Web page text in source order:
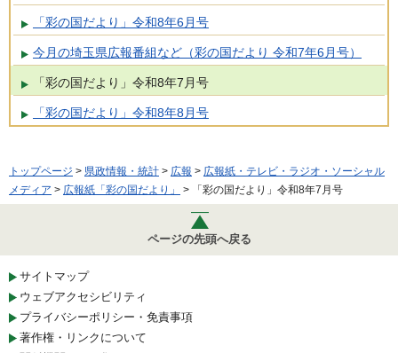
「彩の国だより」令和8年6月号
今月の埼玉県広報番組など（彩の国だより 令和7年6月号）
「彩の国だより」令和8年7月号
「彩の国だより」令和8年8月号
トップページ > 県政情報・統計 > 広報 > 広報紙・テレビ・ラジオ・ソーシャル
メディア > 広報紙「彩の国だより」 > 「彩の国だより」令和8年7月号
ページの先頭へ戻る
サイトマップ
ウェブアクセシビリティ
プライバシーポリシー・免責事項
著作権・リンクについて